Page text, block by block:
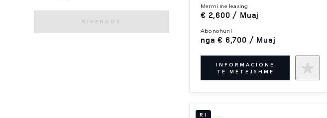
RIVENDOS
merrni me leasing
€ 2,600 / Muaj
abonohuni
nga € 6,700 / Muaj
INFORMACIONE
TË MËTEJSHME
RI